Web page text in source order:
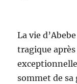
La vie
tragique
sommet de sa